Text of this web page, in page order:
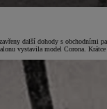
další dohody s obchodními
vystavila model Corona.